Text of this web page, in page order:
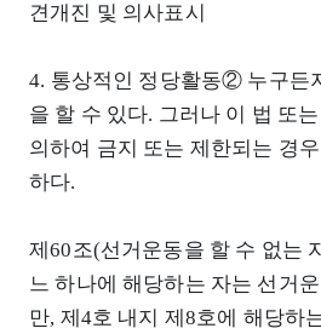
견개진 및 의사표시
4. 통상적인 정당활동② 누구든
을 할 수 있다. 그러나 이 법 또
의하여 금지 또는 제한되는 경
하다.
제60조(선거운동을 할 수 없는
느 하나에 해당하는 자는 선거
만, 제4호 내지 제8호에 해당하